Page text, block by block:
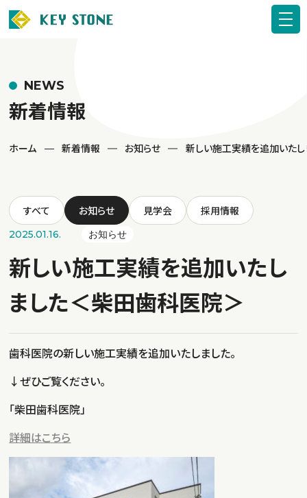
NEWS
新着情報
ホーム 新着情報 お知らせ 新しい施工実績を追加いた
すべて お知らせ 見学会 採用情報
2025.01.16. お知らせ
新しい施工実績を追加いたし
ました＜柴田歯科医院＞
歯科医院の新しい施工実績を追加いたしました。
↓ぜひご覧ください。
「柴田歯科医院」
詳細はこちら